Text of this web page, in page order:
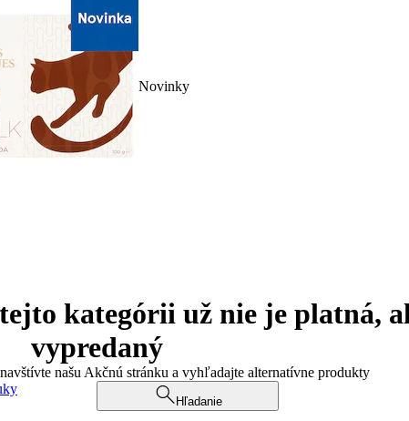
Novinky
kategórii už nie je platná,
vypredaný
našu Akčnú stránku a vyhľadajte alternatívne produkty
Hľadanie